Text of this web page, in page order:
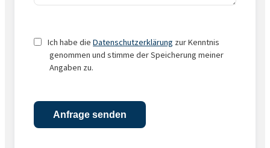
Ich habe dieDatenschutzerklärung zur Kenntnis
genommen und stimme der Speicherung meiner
Angaben zu.